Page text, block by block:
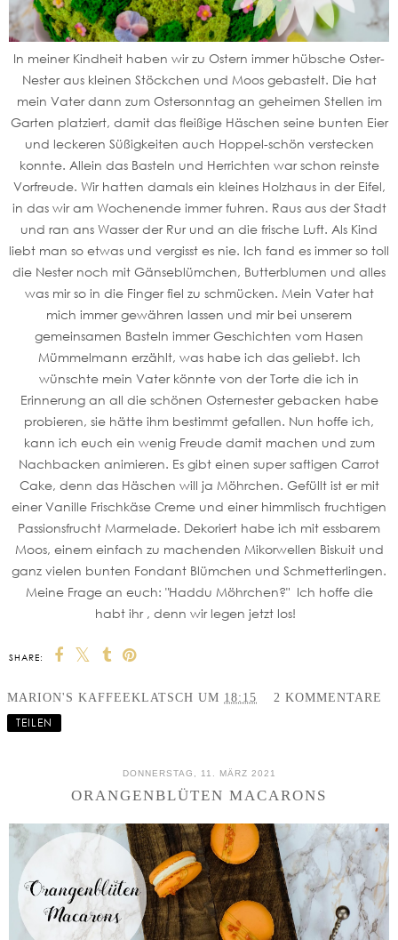
In meiner Kindheit haben wir zu Ostern immer hübsche Oster-
Nester aus kleinen Stöckchen und Moos gebastelt. Die hat
mein Vater dann zum Ostersonntag an geheimen Stellen im
Garten platziert, damit das fleißige Häschen seine bunten Eier
und leckeren Süßigkeiten auch Hoppel-schön verstecken
konnte. Allein das Basteln und Herrichten war schon reinste
Vorfreude. Wir hatten damals ein kleines Holzhaus in der Eifel,
in das wir am Wochenende immer fuhren. Raus aus der Stadt
und ran ans Wasser der Rur und an die frische Luft. Als Kind
liebt man so etwas und vergisst es nie. Ich fand es immer so toll
die Nester noch mit Gänseblümchen, Butterblumen und alles
was mir so in die Finger fiel zu schmücken. Mein Vater hat
mich immer gewähren lassen und mir bei unserem
gemeinsamen Basteln immer Geschichten vom Hasen
Mümmelmann erzählt, was habe ich das geliebt. Ich
wünschte mein Vater könnte von der Torte die ich in
Erinnerung an all die schönen Osternester gebacken habe
probieren, sie hätte ihm bestimmt gefallen. Nun hoffe ich,
kann ich euch ein wenig Freude damit machen und zum
Nachbacken animieren. Es gibt einen super saftigen Carrot
Cake, denn das Häschen will ja Möhrchen. Gefüllt ist er mit
einer Vanille Frischkäse Creme und einer himmlisch fruchtigen
Passionsfrucht Marmelade. Dekoriert habe ich mit essbarem
Moos, einem einfach zu machenden Mikorwellen Biskuit und
ganz vielen bunten Fondant Blümchen und Schmetterlingen.
Meine Frage an euch: "Haddu Möhrchen?" Ich hoffe die
habt ihr , denn wir legen jetzt los!
SHARE:
MARION'S KAFFEEKLATSCH UM 18:15 2 KOMMENTARE
TEILEN
DONNERSTAG, 11. MÄRZ 2021
ORANGENBLÜTEN MACARONS